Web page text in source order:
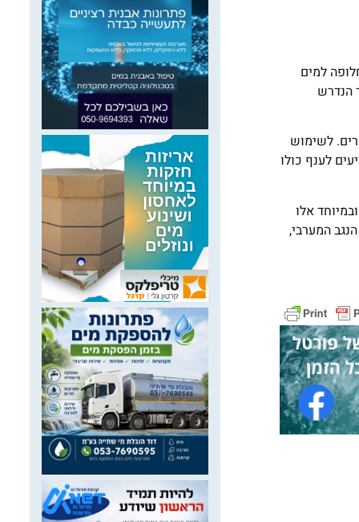
למים
הנדרש
לשימוש
לענף כולו
הביוב ובמיוחד אלו
המערבי,